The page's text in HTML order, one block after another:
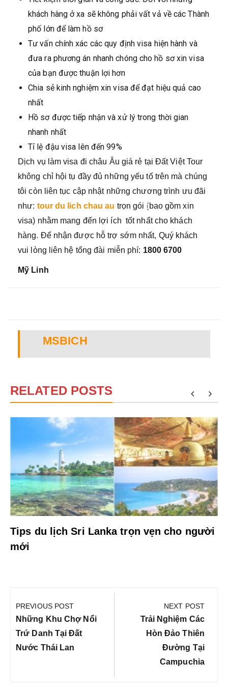
khách hàng ở xa sẽ không phải vất vả về các Thành
phố lớn để làm hồ sơ
Tư vấn chính xác các quy định visa hiện hành và
đưa ra phương án nhanh chóng cho hồ sơ xin visa
của bạn được thuận lợi hơn
Chia sẻ kinh nghiệm xin visa để đạt hiệu quả cao
nhất
Hồ sơ được tiếp nhận và xử lý trong thời gian
nhanh nhất
Tỉ lệ đậu visa lên đến 99%
Dịch vụ làm visa đi châu Âu giá rẻ tại Đất Việt Tour
không chỉ hội tụ đầy đủ những yếu tố trên mà chúng
tôi còn liên tục cập nhật những chương trình ưu đãi
như: tour du lich chau au trọn gói (bao gồm xin
visa) nhằm mang đến lợi ích tốt nhất cho khách
hàng. Để nhận được hỗ trợ sớm nhất, Quý khách
vui lòng liên hệ tổng đài miễn phí: 1800 6700
Mỹ Linh
MSBICH
RELATED POSTS
Tips du lịch Sri Lanka trọn vẹn cho người
mới
hướng
bài
viết
PREVIOUS POST
Previous
Post:
Những Khu Chợ Nổi
Trứ Danh Tại Đất
Nước Thái Lan
NEXT POST
Next
Post:
Trải Nghiệm Các
Hòn Đảo Thiên
Đường Tại
Campuchia